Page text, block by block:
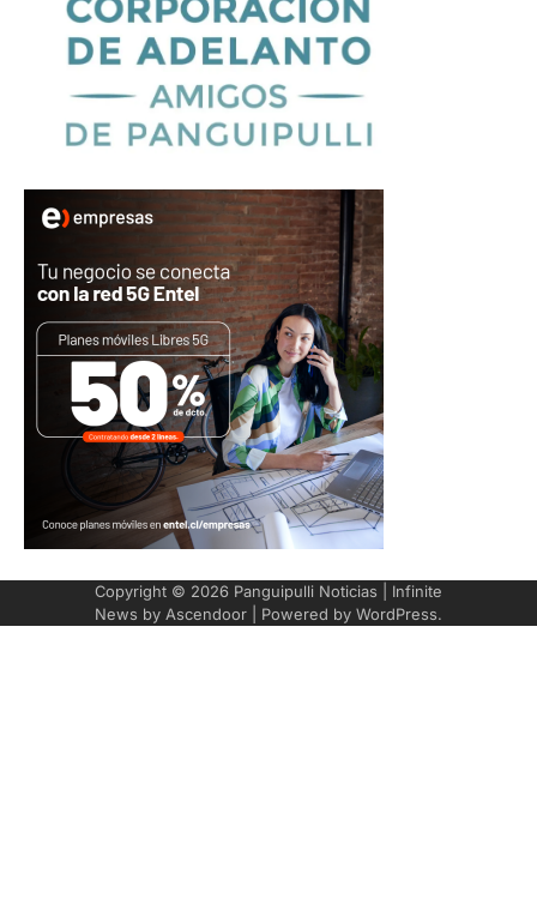
Copyright © 2026 Panguipulli Noticias | Infinite
News by Ascendoor | Powered by WordPress.